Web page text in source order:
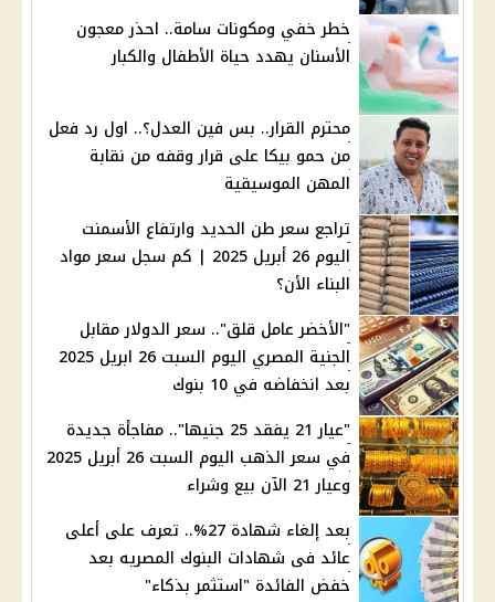
خطر خفي ومكونات سامة.. احذر معجون
الأسنان يهدد حياة الأطفال والكبار
محترم القرار.. بس فين العدل؟.. اول رد فعل
من حمو بيكا على قرار وقفه من نقابة
المهن الموسيقية
تراجع سعر طن الحديد وارتفاع الأسمنت
اليوم 26 أبريل 2025 | كم سجل سعر مواد
البناء الأن؟
"الأخضر عامل قلق".. سعر الدولار مقابل
الجنية المصري اليوم السبت 26 ابريل 2025
بعد انخفاضه في 10 بنوك
"عيار 21 يفقد 25 جنيها".. مفاجأة جديدة
في سعر الذهب اليوم السبت 26 أبريل 2025
وعيار 21 الآن بيع وشراء
بعد إلغاء شهادة 27%.. تعرف على أعلى
عائد فى شهادات البنوك المصريه بعد
خفض الفائدة "استثمر بذكاء"